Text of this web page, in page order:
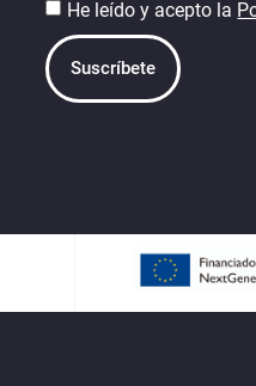
He leído y acepto la
Suscríbete